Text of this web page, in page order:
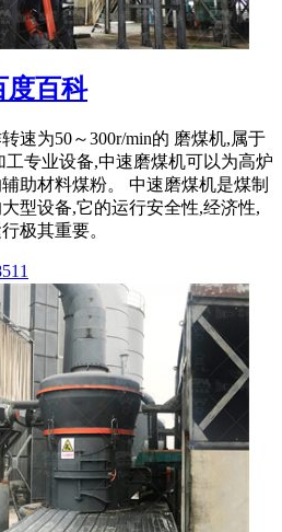
度百科
速为50～300r/min的 磨煤机,属于
专业设备,中速磨煤机可以为高炉
助材料煤粉。 中速磨煤机是煤制
型设备,它的运行安全性,经济性,
极其重要。